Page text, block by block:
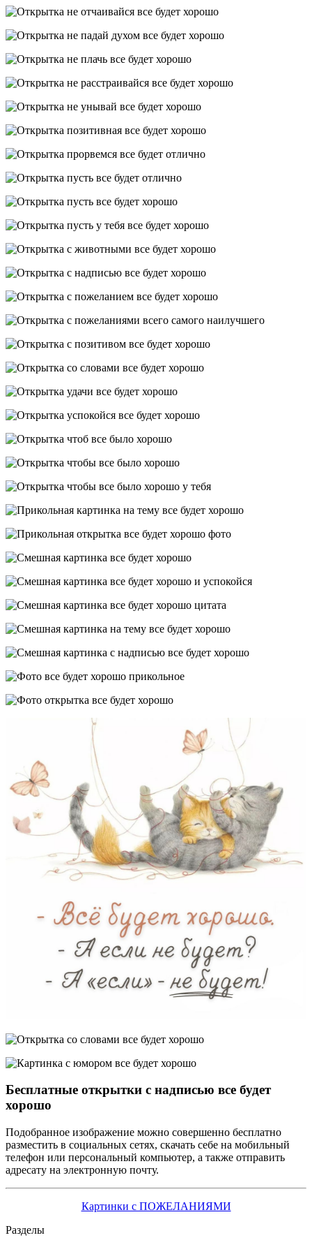
Бесплатные открытки с надписью все будет
хорошо
Подобранное изображение можно совершенно бесплатно
разместить в социальных сетях, скачать себе на мобильный
телефон или персональный компьютер, а также отправить
адресату на электронную почту.
Картинки с ПОЖЕЛАНИЯМИ
Разделы